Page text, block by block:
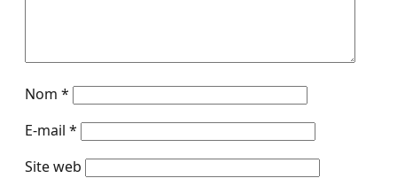
Nom *
E-mail *
Site web